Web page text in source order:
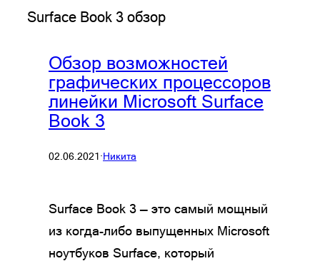
Surface Book 3 обзор
Обзор возможностей
графических процессоров
линейки Microsoft Surface
Book 3
02.06.2021·Никита
Surface Book 3 — это самый мощный
из когда-либо выпущенных Microsoft
ноутбуков Surface, который